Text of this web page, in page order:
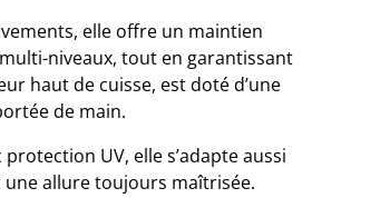
elle offre un maintien
niveaux, tout en garantissant
haut de cuisse, est doté d’une
de main.
UV, elle s’adapte aussi
une allure toujours maîtrisée.